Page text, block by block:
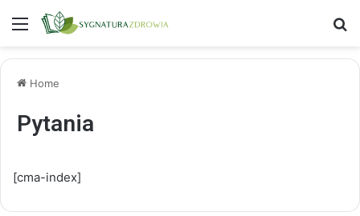
Menu
Home
Pytania
[cma-index]